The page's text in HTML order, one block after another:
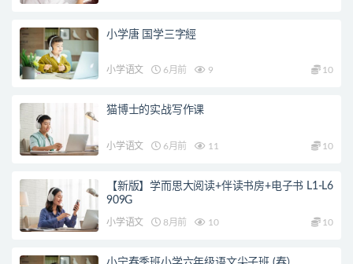
小学唐 国学三字經
小学语文 6月前 9 10
猫博士的实战写作课
小学语文 6月前 11 10
【新版】学而思大阅读+伴读书房+电子书 L1-L6
909G
小学语文 8月前 10 10